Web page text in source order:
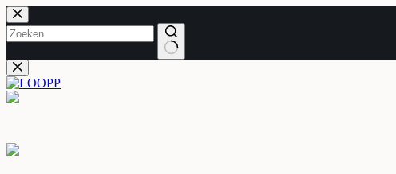
Skip
to
content
No
results